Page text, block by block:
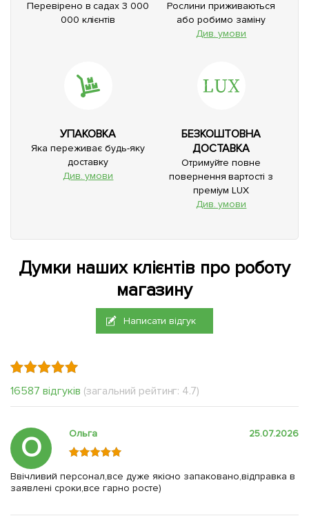
Перевірено в садах 3 000
000 клієнтів
Рослини приживаються
або робимо заміну
Див. умови
УПАКОВКА
Яка переживає будь-яку
доставку
Див. умови
БЕЗКОШТОВНА
ДОСТАВКА
Отримуйте повне
повернення вартості з
преміум LUX
Див. умови
Думки наших клієнтів про роботу
магазину
Написати відгук
16587 відгуків (загальний рейтинг: 4.7)
О Ольга 25.07.2026
Ввічливий персонал,все дуже якісно запаковано,відправка в
заявлені сроки,все гарно росте)